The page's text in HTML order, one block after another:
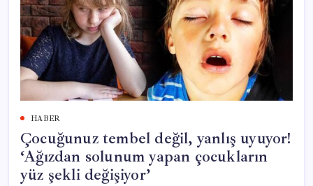
HABER
Çocuğunuz tembel değil, yanlış uyuyor!
‘Ağızdan solunum yapan çocukların
yüz şekli değişiyor’